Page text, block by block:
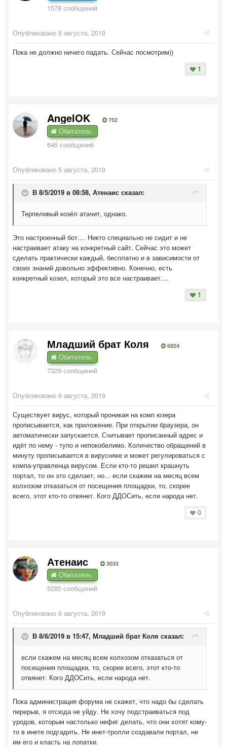
1578 сообщений
Опубликовано 5 августа, 2019
Пока не должно ничего падать. Сейчас посмотрим))
1
AngelOK 752
Обитатель
645 сообщений
Опубликовано 5 августа, 2019
В 8/5/2019 в 08:58, Атенаис сказал:
Терпеливый козёл атачит, однако.
Это настроенный бот.... Никто специально не сидит и не
настраивает атаку на конкретный сайт. Сейчас это может
сделать практически каждый, бесплатно и в зависимости от
своих знаний довольно эффективно. Конечно, есть
конкретный козел, который это все настраивает....
1
Младший брат Коля 6924
Обитатель
7329 сообщений
Опубликовано 6 августа, 2019
Существует вирус, который проникая на комп юзера
прописывается, как приложение. При открытии браузера, он
автоматически запускается. Считывает прописанный адрес и
идёт по нему - тупо и непокобелимо. Количество обращений в
минуту прописывается в вирусняке и может регулироваться с
компа-управленца вирусом. Если кто-то решил крашнуть
портал, то он это сделает, но... если скажем на месяц всем
колхозом отказаться от посещения площадки, то, скорее
всего, этот кто-то отвянет. Кого ДДОСить, если народа нет.
0
Атенаис 3033
Обитатель
5285 сообщений
Опубликовано 6 августа, 2019
В 8/6/2019 в 15:47, Младший брат Коля сказал:
если скажем на месяц всем колхозом отказаться от
посещения площадки, то, скорее всего, этот кто-то
отвянет. Кого ДДОСить, если народа нет.
Пока администрация форума не скажет, что надо бы сделать
перерыв, я отсюда не уйду. Не хочу подстраиваться под
уродов, которым настолько нефиг делать, что они хотят кому-
то в инете подгадить. Не инет-тролли создавали портал, не
им его и класть на лопатки.